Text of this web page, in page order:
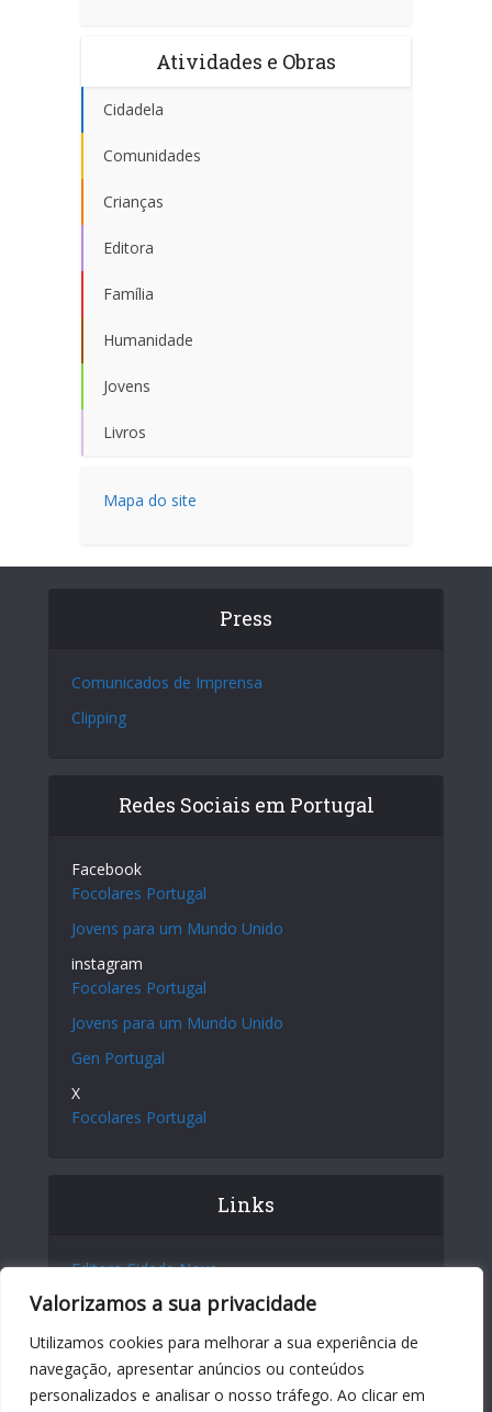
Valorizamos a sua privacidade
Utilizamos cookies para melhorar a sua experiência de
navegação, apresentar anúncios ou conteúdos
personalizados e analisar o nosso tráfego. Ao clicar em
Atividades e Obras
Cidadela
Comunidades
Crianças
Editora
Família
Humanidade
Jovens
Livros
Mapa do site
Press
Comunicados de Imprensa
Clipping
Redes Sociais em Portugal
Facebook
Focolares Portugal
Jovens para um Mundo Unido
instagram
Focolares Portugal
Jovens para um Mundo Unido
Gen Portugal
X
Focolares Portugal
Links
Editora Cidade Nova
Site Internacional
Centro Chiara Lubich
Centro Igino Giordani